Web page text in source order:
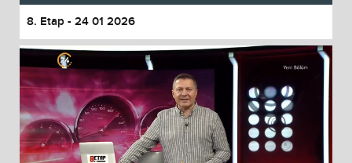
8. Etap - 24 01 2026